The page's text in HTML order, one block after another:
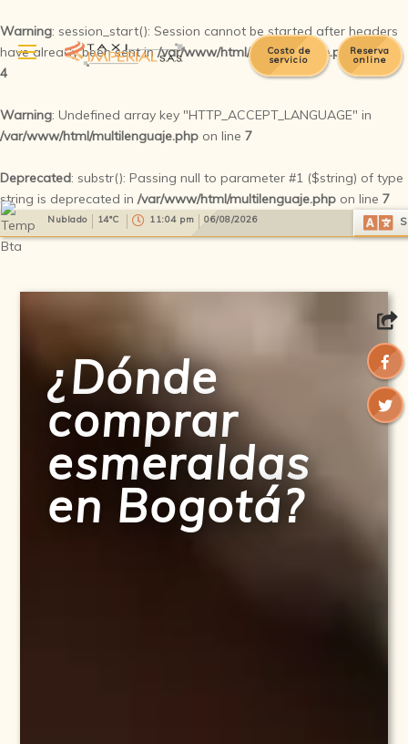
Warning: session_start(): Session cannot be started after headers
have already been sent in/var/www/html/multilenguaje.phpon line
4
Warning: Undefined array key "HTTP_ACCEPT_LANGUAGE" in
/var/www/html/multilenguaje.php on line 7
Deprecated: substr(): Passing null to parameter #1 ($string) of type
string is deprecated in /var/www/html/multilenguaje.php on line 7
Nublado 14°C 11:04 pm 06/08/2026 Select Language ▼
Reserva
online
Costo de
servicio
¿Dónde
comprar
esmeraldas
en Bogotá?